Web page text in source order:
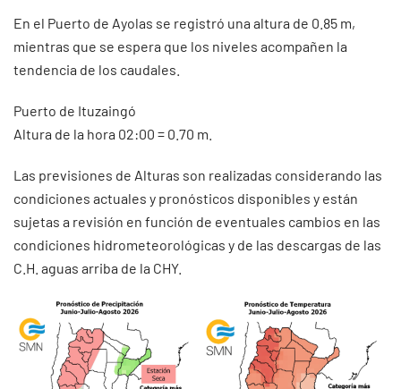
En el Puerto de Ayolas se registró una altura de 0.85 m,
mientras que se espera que los niveles acompañen la
tendencia de los caudales.
Puerto de Ituzaingó
Altura de la hora 02:00 = 0.70 m.
Las previsiones de Alturas son realizadas considerando las
condiciones actuales y pronósticos disponibles y están
sujetas a revisión en función de eventuales cambios en las
condiciones hidrometeorológicas y de las descargas de las
C.H. aguas arriba de la CHY.